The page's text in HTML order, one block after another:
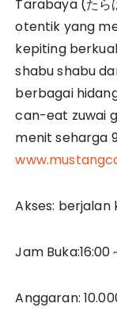
Tarabaya (た
otentik yang
kepiting
shabu shabu
berbagai
can-eat zuwai
menit seharga
Akses: berjalan
Jam
Anggaran: